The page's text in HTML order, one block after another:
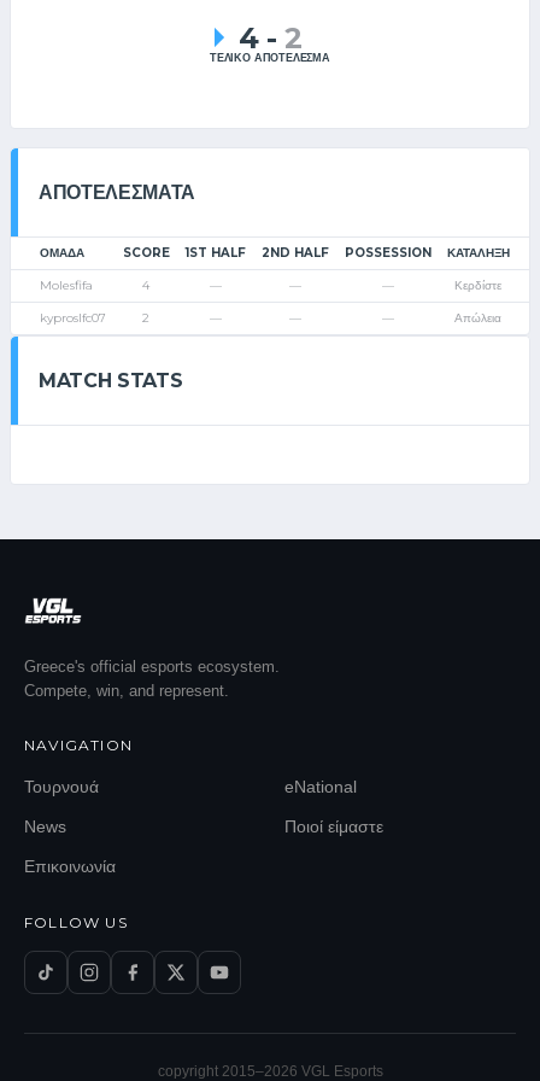
4 - 2
ΤΕΛΙΚΟ ΑΠΟΤΕΛΕΣΜΑ
ΑΠΟΤΕΛΈΣΜΑΤΑ
ΟΜΑΔΑ SCORE 1ST HALF 2ND HALF POSSESSION ΚΑΤΆΛΗΞΗ
Molesfifa 4 — — — Κερδίστε
kyproslfc07 2 — — — Απώλεια
MATCH STATS
Greece's official esports ecosystem.
Compete, win, and represent.
NAVIGATION
Τουρνουά eNational
News Ποιοί είμαστε
Επικοινωνία
FOLLOW US
copyright 2015–2026 VGL Esports